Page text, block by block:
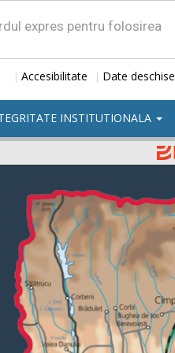
expres pentru folosirea
| Accesibilitate | Date deschise
INSTITUTIONALA